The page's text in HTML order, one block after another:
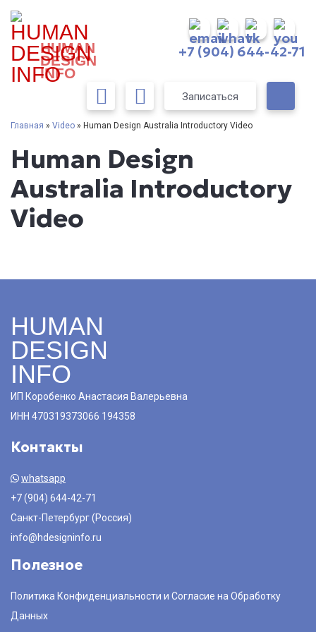
HUMAN
DESIGN
INFO
+7 (904) 644-42-71
Записаться
Главная » Video » Human Design Australia Introductory Video
Human Design
Australia Introductory
Video
HUMAN
DESIGN
INFO
ИП Коробенко Анастасия Валерьевна
ИНН 470319373066 194358
Контакты
whatsapp
+7 (904) 644-42-71
Санкт-Петербург (Россия)
info@hdesigninfo.ru
Полезное
Политика Конфиденциальности и Согласие на Обработку
Данных